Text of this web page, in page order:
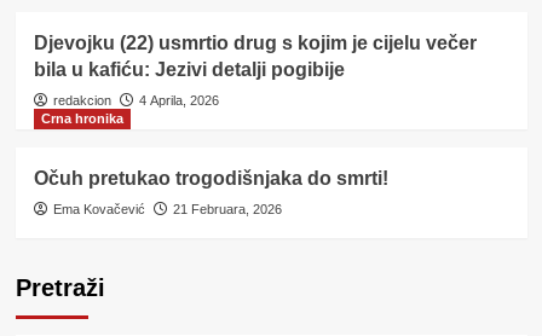
Djevojku (22) usmrtio drug s kojim je cijelu večer
bila u kafiću: Jezivi detalji pogibije
redakcion
4 Aprila, 2026
Crna hronika
Očuh pretukao trogodišnjaka do smrti!
Ema Kovačević 21 Februara, 2026
Pretraži